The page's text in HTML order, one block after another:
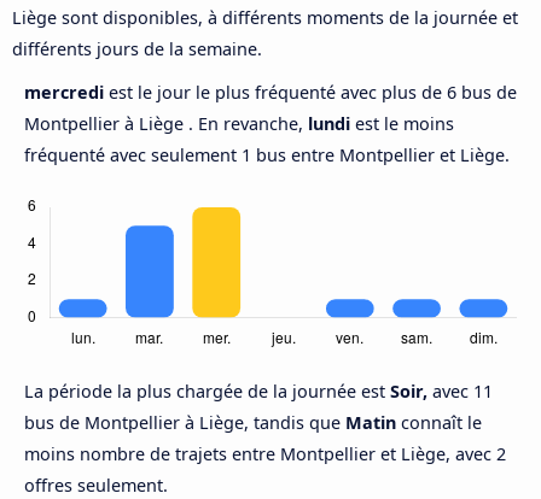
Liège sont disponibles, à différents moments de la journée et
différents jours de la semaine.
mercredi est le jour le plus fréquenté avec plus de 6 bus de
Montpellier à Liège . En revanche, lundi est le moins
fréquenté avec seulement 1 bus entre Montpellier et Liège.
La période la plus chargée de la journée est Soir, avec 11
bus de Montpellier à Liège, tandis que Matin connaît le
moins nombre de trajets entre Montpellier et Liège, avec 2
offres seulement.